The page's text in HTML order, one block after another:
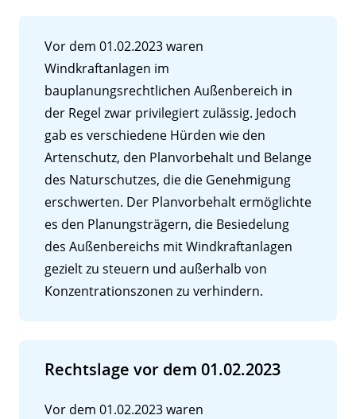
Vor dem 01.02.2023 waren
Windkraftanlagen im
bauplanungsrechtlichen Außenbereich in
der Regel zwar privilegiert zulässig. Jedoch
gab es verschiedene Hürden wie den
Artenschutz, den Planvorbehalt und Belange
des Naturschutzes, die die Genehmigung
erschwerten. Der Planvorbehalt ermöglichte
es den Planungsträgern, die Besiedelung
des Außenbereichs mit Windkraftanlagen
gezielt zu steuern und außerhalb von
Konzentrationszonen zu verhindern.
Rechtslage vor dem 01.02.2023
Vor dem 01.02.2023 waren